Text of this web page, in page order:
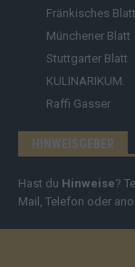
Fränkisches Blatt
Münchener Blatt
Stuttgarter Blatt
KULINARIKUM.
Raffi Gasser
HINWEISGEBER
Hast du Hinweise?
Mail, Telefon oder